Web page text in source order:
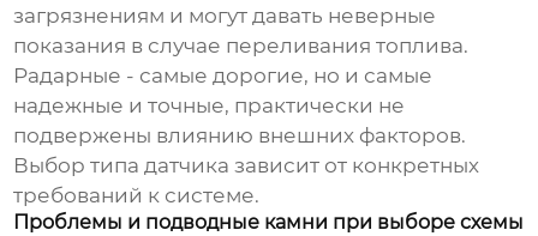
загрязнениям и могут давать неверные
показания в случае переливания топлива.
Радарные - самые дорогие, но и самые
надежные и точные, практически не
подвержены влиянию внешних факторов.
Выбор типа датчика зависит от конкретных
требований к системе.
Проблемы и подводные камни при выборе схемы